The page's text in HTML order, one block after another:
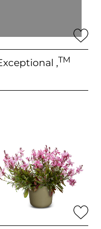
3L
sommer
herbst
‚TM